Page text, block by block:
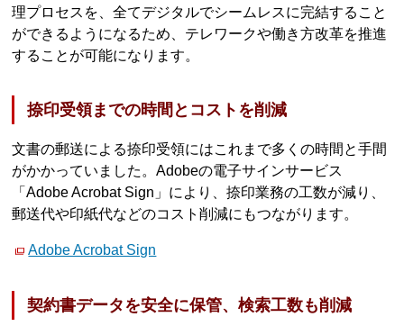
理プロセスを、全てデジタルでシームレスに完結すること
ができるようになるため、テレワークや働き方改革を推進
することが可能になります。
捺印受領までの時間とコストを削減
文書の郵送による捺印受領にはこれまで多くの時間と手間
がかかっていました。Adobeの電子サインサービス
「Adobe Acrobat Sign」により、捺印業務の工数が減り、
郵送代や印紙代などのコスト削減にもつながります。
Adobe Acrobat Sign
契約書データを安全に保管、検索工数も削減